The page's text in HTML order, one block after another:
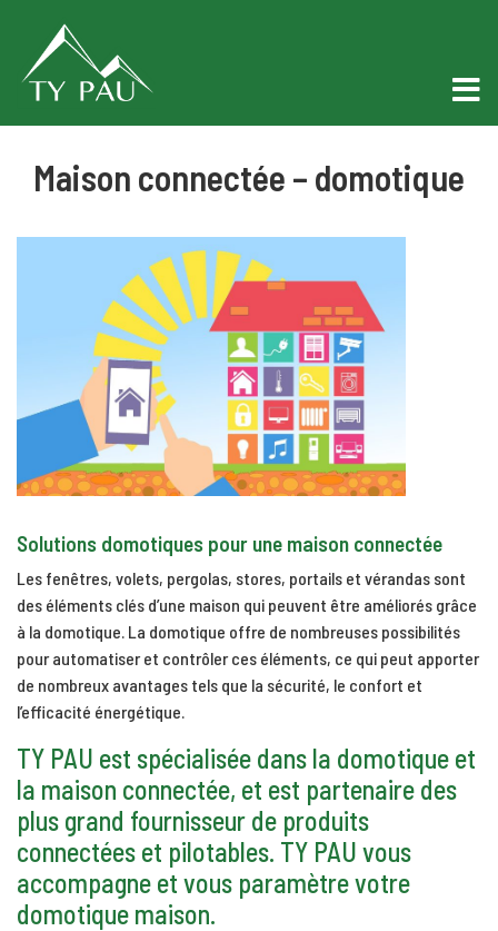
Maison connectée – domotique
Solutions domotiques pour une maison connectée
Les fenêtres, volets, pergolas, stores, portails et vérandas sont
des éléments clés d’une maison qui peuvent être améliorés grâce
à la domotique. La domotique offre de nombreuses possibilités
pour automatiser et contrôler ces éléments, ce qui peut apporter
de nombreux avantages tels que la sécurité, le confort et
l’efficacité énergétique.
TY PAU est spécialisée dans la domotique et
la maison connectée, et est partenaire des
plus grand fournisseur de produits
connectées et pilotables. TY PAU vous
accompagne et vous paramètre votre
domotique maison.